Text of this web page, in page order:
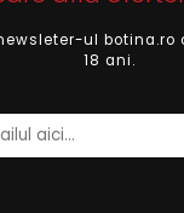
ul
18 ani.